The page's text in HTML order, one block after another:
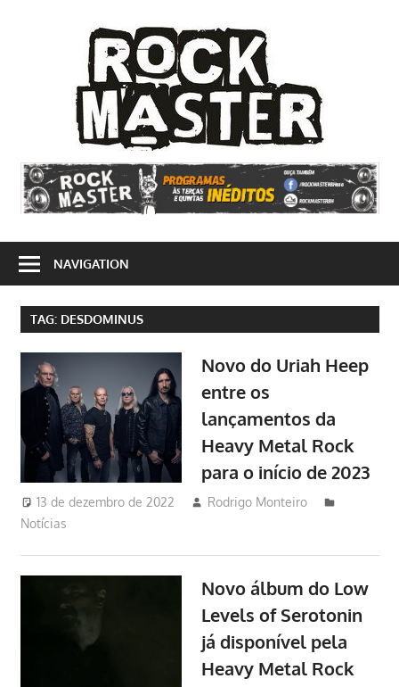
Site
dedicado
ao
e
suas
vertentes
NAVIGATION
TAG: DESDOMINUS
Novo do Uriah Heep
entre os
lançamentos da
Heavy Metal Rock
para o início de 2023
13 de dezembro de 2022
Rodrigo Monteiro
Notícias
Novo álbum do Low
Levels of Serotonin
já disponível pela
Heavy Metal Rock